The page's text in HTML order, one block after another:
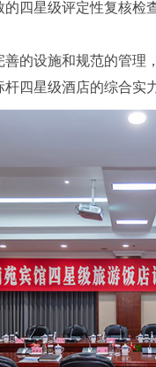
四星级评定性复核检
的设施和规范的管理
四星级酒店的综合实